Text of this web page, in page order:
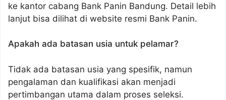
ke kantor cabang Bank Panin Bandung. Detail lebih
lanjut bisa dilihat di website resmi Bank Panin.
Apakah ada batasan usia untuk pelamar?
Tidak ada batasan usia yang spesifik, namun
pengalaman dan kualifikasi akan menjadi
pertimbangan utama dalam proses seleksi.